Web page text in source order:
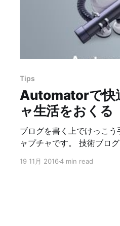
もOKです。 では始めます。 目次 1. 開発環境
Tips
Automatorで快
ャ生活をおくる
ブログを書く上でけっこ
ャプチャです。 技術ブロ
プリで画面をキャプチャしていま
19 11月 20164 min read